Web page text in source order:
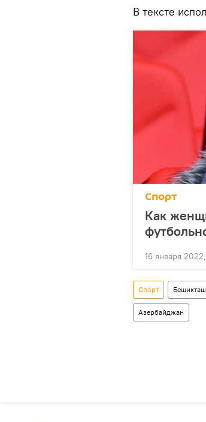
В тексте
Спорт
Как
16 января
Спорт Бешикташ
Азербайджан